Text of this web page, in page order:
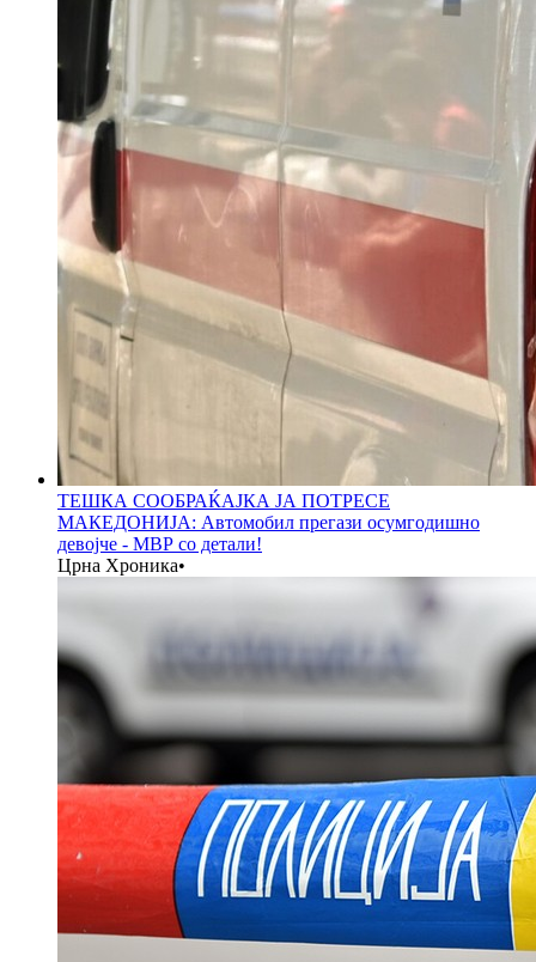
ТЕШКА СООБРАЌАЈКА ЈА ПОТРЕСЕ
МАКЕДОНИЈА: Автомобил прегази осумгодишно
девојче - МВР со детали!
Црна Хроника•